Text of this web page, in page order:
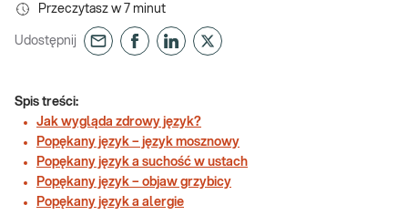
Przeczytasz w 7 minut
Udostępnij
Spis treści:
Jak wygląda zdrowy język?
Popękany język – język mosznowy
Popękany język a suchość w ustach
Popękany język – objaw grzybicy
Popękany język a alergie